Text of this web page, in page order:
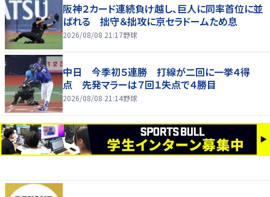
阪神２カード連続負け越し、巨人に同率首位に並
ばれる 拙守＆拙攻に京セラドームため息
2026/08/08 21:17野球
中日 今季初５連勝 打線が二回に一挙４得
点 先発マラーは７回１失点で４勝目
2026/08/08 21:14野球